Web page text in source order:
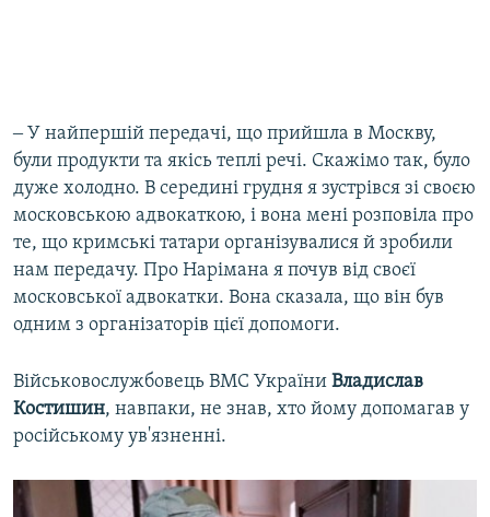
‒ У найпершій передачі, що прийшла в Москву,
були продукти та якісь теплі речі. Скажімо так, було
дуже холодно. В середині грудня я зустрівся зі своєю
московською адвокаткою, і вона мені розповіла про
те, що кримські татари організувалися й зробили
нам передачу. Про Нарімана я почув від своєї
московської адвокатки. Вона сказала, що він був
одним з організаторів цієї допомоги.
Військовослужбовець ВМС України Владислав
Костишин, навпаки, не знав, хто йому допомагав у
російському ув'язненні.